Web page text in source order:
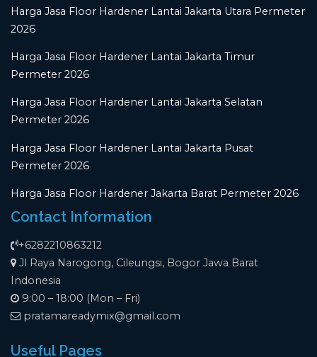
Harga Jasa Floor Hardener Lantai Jakarta Utara Permeter
2026
Harga Jasa Floor Hardener Lantai Jakarta Timur
Permeter 2026
Harga Jasa Floor Hardener Lantai Jakarta Selatan
Permeter 2026
Harga Jasa Floor Hardener Lantai Jakarta Pusat
Permeter 2026
Harga Jasa Floor Hardener Jakarta Barat Permeter 2026
Contact Information
+6282210863212
Jl Raya Narogong, Cileungsi, Bogor Jawa Barat
Indonesia
9:00 – 18:00 (Mon – Fri)
pratamareadymix@gmail.com
Useful Pages